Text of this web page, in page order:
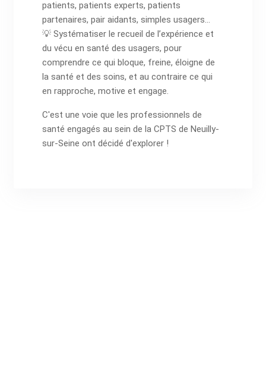
patients, patients experts, patients
partenaires, pair aidants, simples usagers...
💡 Systématiser le recueil de l’expérience et
du vécu en santé des usagers, pour
comprendre ce qui bloque, freine, éloigne de
la santé et des soins, et au contraire ce qui
en rapproche, motive et engage.
C'est une voie que les professionnels de
santé engagés au sein de la CPTS de Neuilly-
sur-Seine ont décidé d'explorer !